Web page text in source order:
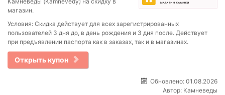
магазин.
Условия: Скидка действует для всех зарегистрированных
пользователей 3 дня до, в день рождения и 3 дня после. Действует
при предъявлении паспорта как в заказах, так и в магазинах.
Открыть купон
Обновлено: 01.08.2026
Автор: Камневеды